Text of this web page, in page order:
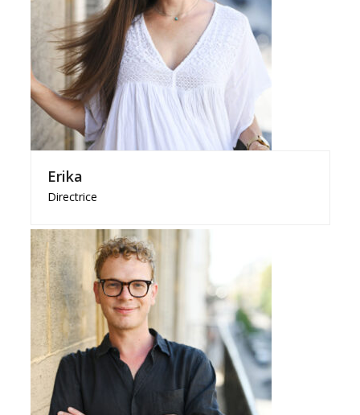
Erika
Directrice